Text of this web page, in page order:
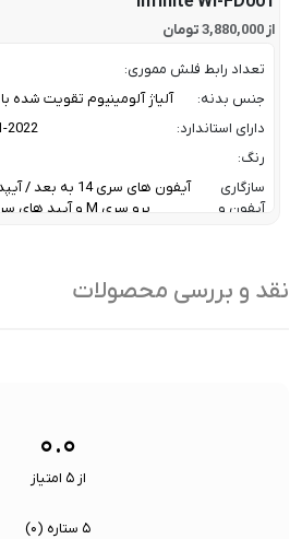
از 3,880,000 تومان
تعداد رابط فلش مموری:
جنس بدنه:
آلیاژ آلومینیوم تقویت شده با
دارای استاندارد:
2022
رنگ:
سازگاری
آیفون و
آیفون های سری 14 به
پرو سری M و آیپد های سری 10 و 11
ظرفیت:
نقد و بررسی محصولات
۰.۰
از ۵ امتیاز
۵ ستاره ( ۰)